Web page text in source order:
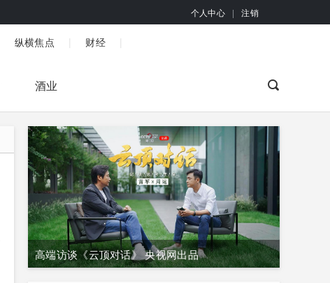
个人中心 | 注销
纵横焦点 财经
酒业
高端访谈《云顶对话》 央视网出品